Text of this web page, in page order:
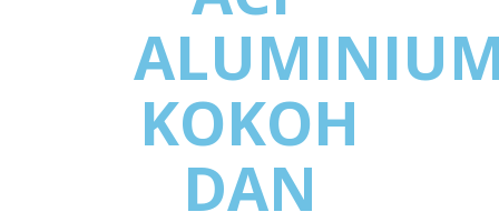
KOKOH
DAN